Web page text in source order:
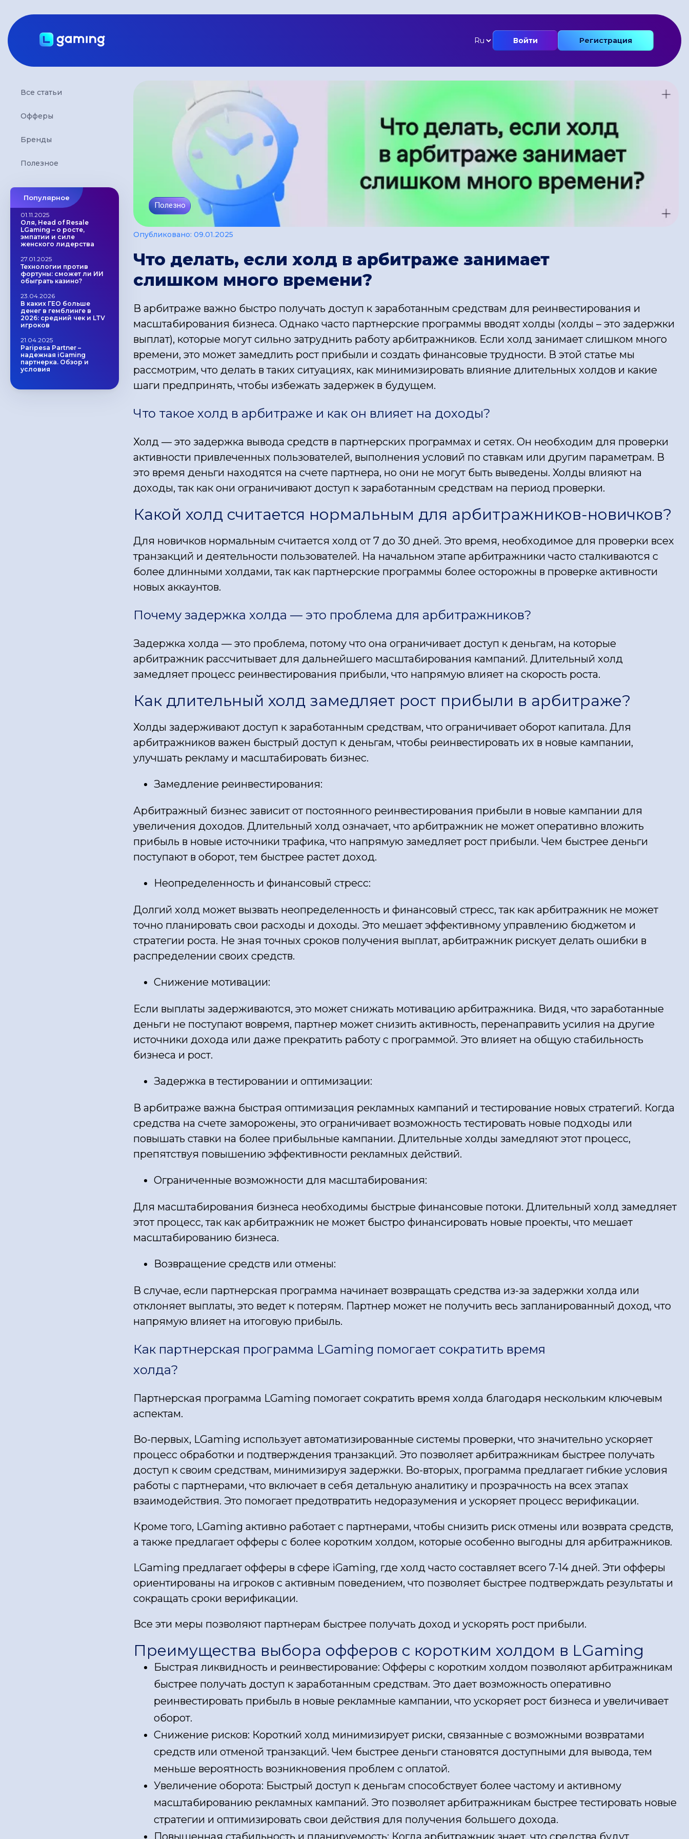
Войти Регистрация
Все статьи
Офферы
Бренды
Полезное
Популярное
01.11.2025
Оля, Head of Resale
LGaming – о росте,
эмпатии и силе
женского лидерства
27.01.2025
Технологии против
фортуны: сможет ли ИИ
обыграть казино?
23.04.2026
В каких ГЕО больше
денег в гемблинге в
2026: средний чек и LTV
игроков
21.04.2025
Paripesa Partner –
надежная iGaming
партнерка. Обзор и
условия
Полезно
Опубликовано: 09.01.2025
Что делать, если холд в арбитраже занимает
слишком много времени?
В арбитраже важно быстро получать доступ к заработанным средствам для реинвестирования и
масштабирования бизнеса. Однако часто партнерские программы вводят холды (холды – это задержки
выплат), которые могут сильно затруднить работу арбитражников. Если холд занимает слишком много
времени, это может замедлить рост прибыли и создать финансовые трудности. В этой статье мы
рассмотрим, что делать в таких ситуациях, как минимизировать влияние длительных холдов и какие
шаги предпринять, чтобы избежать задержек в будущем.
Что такое холд в арбитраже и как он влияет на доходы?
Холд — это задержка вывода средств в партнерских программах и сетях. Он необходим для проверки
активности привлеченных пользователей, выполнения условий по ставкам или другим параметрам. В
это время деньги находятся на счете партнера, но они не могут быть выведены. Холды влияют на
доходы, так как они ограничивают доступ к заработанным средствам на период проверки.
Какой холд считается нормальным для арбитражников-новичков?
Для новичков нормальным считается холд от 7 до 30 дней. Это время, необходимое для проверки всех
транзакций и деятельности пользователей. На начальном этапе арбитражники часто сталкиваются с
более длинными холдами, так как партнерские программы более осторожны в проверке активности
новых аккаунтов.
Почему задержка холда — это проблема для арбитражников?
Задержка холда — это проблема, потому что она ограничивает доступ к деньгам, на которые
арбитражник рассчитывает для дальнейшего масштабирования кампаний. Длительный холд
замедляет процесс реинвестирования прибыли, что напрямую влияет на скорость роста.
Как длительный холд замедляет рост прибыли в арбитраже?
Холды задерживают доступ к заработанным средствам, что ограничивает оборот капитала. Для
арбитражников важен быстрый доступ к деньгам, чтобы реинвестировать их в новые кампании,
улучшать рекламу и масштабировать бизнес.
Замедление реинвестирования:
Арбитражный бизнес зависит от постоянного реинвестирования прибыли в новые кампании для
увеличения доходов. Длительный холд означает, что арбитражник не может оперативно вложить
прибыль в новые источники трафика, что напрямую замедляет рост прибыли. Чем быстрее деньги
поступают в оборот, тем быстрее растет доход.
Неопределенность и финансовый стресс:
Долгий холд может вызвать неопределенность и финансовый стресс, так как арбитражник не может
точно планировать свои расходы и доходы. Это мешает эффективному управлению бюджетом и
стратегии роста. Не зная точных сроков получения выплат, арбитражник рискует делать ошибки в
распределении своих средств.
Снижение мотивации:
Если выплаты задерживаются, это может снижать мотивацию арбитражника. Видя, что заработанные
деньги не поступают вовремя, партнер может снизить активность, перенаправить усилия на другие
источники дохода или даже прекратить работу с программой. Это влияет на общую стабильность
бизнеса и рост.
Задержка в тестировании и оптимизации:
В арбитраже важна быстрая оптимизация рекламных кампаний и тестирование новых стратегий. Когда
средства на счете заморожены, это ограничивает возможность тестировать новые подходы или
повышать ставки на более прибыльные кампании. Длительные холды замедляют этот процесс,
препятствуя повышению эффективности рекламных действий.
Ограниченные возможности для масштабирования:
Для масштабирования бизнеса необходимы быстрые финансовые потоки. Длительный холд замедляет
этот процесс, так как арбитражник не может быстро финансировать новые проекты, что мешает
масштабированию бизнеса.
Возвращение средств или отмены:
В случае, если партнерская программа начинает возвращать средства из-за задержки холда или
отклоняет выплаты, это ведет к потерям. Партнер может не получить весь запланированный доход, что
напрямую влияет на итоговую прибыль.
Как партнерская программа LGaming помогает сократить время
холда?
Партнерская программа LGaming помогает сократить время холда благодаря нескольким ключевым
аспектам.
Во-первых, LGaming использует автоматизированные системы проверки, что значительно ускоряет
процесс обработки и подтверждения транзакций. Это позволяет арбитражникам быстрее получать
доступ к своим средствам, минимизируя задержки. Во-вторых, программа предлагает гибкие условия
работы с партнерами, что включает в себя детальную аналитику и прозрачность на всех этапах
взаимодействия. Это помогает предотвратить недоразумения и ускоряет процесс верификации.
Кроме того, LGaming активно работает с партнерами, чтобы снизить риск отмены или возврата средств,
а также предлагает офферы с более коротким холдом, которые особенно выгодны для арбитражников.
LGaming предлагает офферы в сфере iGaming, где холд часто составляет всего 7-14 дней. Эти офферы
ориентированы на игроков с активным поведением, что позволяет быстрее подтверждать результаты и
сокращать сроки верификации.
Все эти меры позволяют партнерам быстрее получать доход и ускорять рост прибыли.
Преимущества выбора офферов с коротким холдом в LGaming
Быстрая ликвидность и реинвестирование: Офферы с коротким холдом позволяют арбитражникам
быстрее получать доступ к заработанным средствам. Это дает возможность оперативно
реинвестировать прибыль в новые рекламные кампании, что ускоряет рост бизнеса и увеличивает
оборот.
Снижение рисков: Короткий холд минимизирует риски, связанные с возможными возвратами
средств или отменой транзакций. Чем быстрее деньги становятся доступными для вывода, тем
меньше вероятность возникновения проблем с оплатой.
Увеличение оборота: Быстрый доступ к деньгам способствует более частому и активному
масштабированию рекламных кампаний. Это позволяет арбитражникам быстрее тестировать новые
стратегии и оптимизировать свои действия для получения большего дохода.
Повышенная стабильность и планируемость: Когда арбитражник знает, что средства будут